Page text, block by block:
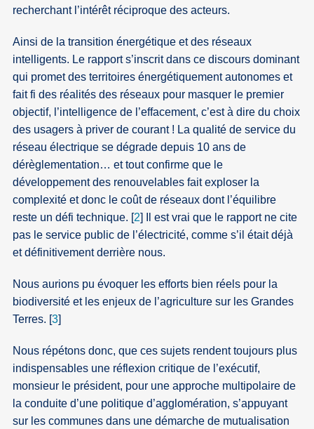
recherchant l’intérêt réciproque des acteurs.
Ainsi de la transition énergétique et des réseaux
intelligents. Le rapport s’inscrit dans ce discours dominant
qui promet des territoires énergétiquement autonomes et
fait fi des réalités des réseaux pour masquer le premier
objectif, l’intelligence de l’effacement, c’est à dire du choix
des usagers à priver de courant ! La qualité de service du
réseau électrique se dégrade depuis 10 ans de
dérèglementation… et tout confirme que le
développement des renouvelables fait exploser la
complexité et donc le coût de réseaux dont l’équilibre
reste un défi technique. [2]
Il est vrai que le rapport ne cite
pas le service public de l’électricité, comme s’il était déjà
et définitivement derrière nous.
Nous aurions pu évoquer les efforts bien réels pour la
biodiversité et les enjeux de l’agriculture sur les Grandes
Terres. [3]
Nous répétons donc, que ces sujets rendent toujours plus
indispensables une réflexion critique de l’exécutif,
monsieur le président, pour une approche multipolaire de
la conduite d’une politique d’agglomération, s’appuyant
sur les communes dans une démarche de mutualisation